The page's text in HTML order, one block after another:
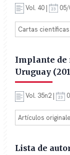
Vol. 40 |
Cartas científicas
Implante de
Uruguay
Vol. 35n2 |
Artículos
Lista de